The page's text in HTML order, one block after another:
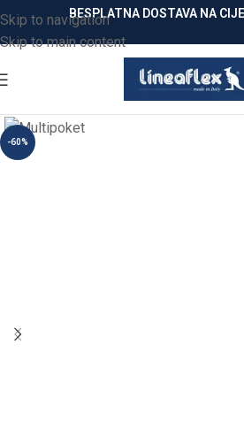
Skip to navigation
Skip to main content
BESPLATNA DOSTAVA NA
-60%